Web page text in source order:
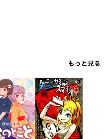
もっと見る